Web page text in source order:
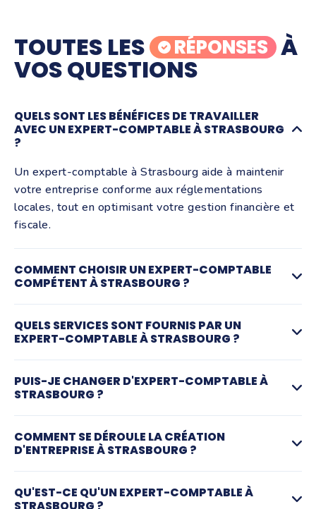
TOUTES LES RÉPONSES À
VOS QUESTIONS
QUELS SONT LES BÉNÉFICES DE TRAVAILLER
AVEC UN EXPERT-COMPTABLE À STRASBOURG
?
Un expert-comptable à Strasbourg aide à maintenir
votre entreprise conforme aux réglementations
locales, tout en optimisant votre gestion financière et
fiscale.
COMMENT CHOISIR UN EXPERT-COMPTABLE
COMPÉTENT À STRASBOURG ?
l'Ordre et qu'il possède une expertise dans votre
domaine d'activité ainsi qu'une connaissance
approfondie du marché strasbourgeois.
QUELS SERVICES SONT FOURNIS PAR UN
EXPERT-COMPTABLE À STRASBOURG ?
le suivi social et juridique, ainsi que le conseil
stratégique pour accompagner vos projets
entrepreneuriaux.
PUIS-JE CHANGER D'EXPERT-COMPTABLE À
STRASBOURG ?
et possible à tout moment. Il suffit de prévenir votre
expert actuel pour que le transfert des dossiers se
fasse en toute transparence.
COMMENT SE DÉROULE LA CRÉATION
D'ENTREPRISE À STRASBOURG ?
voisines (Schiltigheim, Illkirch-Graffenstaden,
QU'EST-CE QU'UN EXPERT-COMPTABLE À
STRASBOURG ?